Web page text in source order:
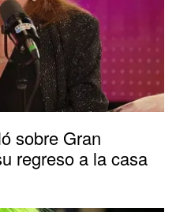
sobre Gran
regreso a la casa